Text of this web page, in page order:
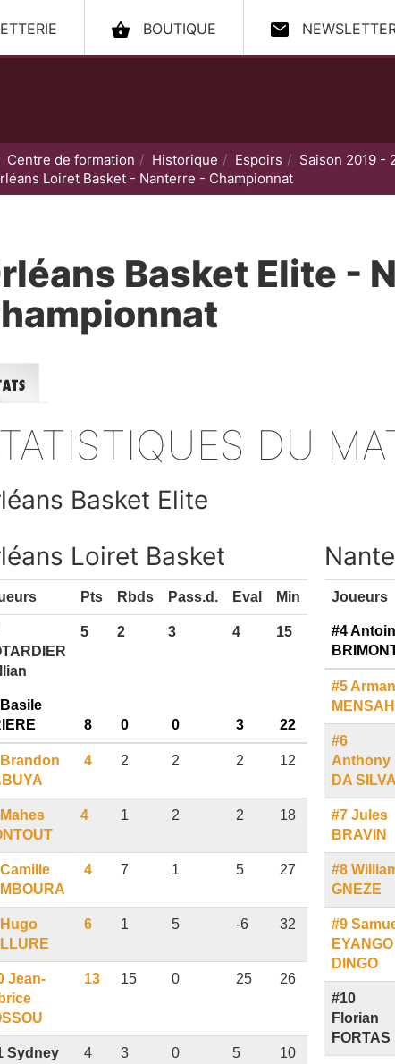
BOUTIQUE
Centre de formation Historique Espoirs Saison 2019 -
Loiret Basket - Nanterre - Championnat
Basket Elite -
DU
Basket Elite
Loiret Basket
Pts Rbds Pass.d. Eval Min
5 2 3 4 15
8 0 0 3 22
4 2 2 2 12
4 1 2 2 18
4 7 1 5 27
6 1 5 -6 32
Jean-
13 15 0 25 26
Sydney
4 3 0 5 10
Joueurs
#4
#5
MENSAH
#6
Anthony
DA SILVA
#7 Jules
BRAVIN
#8
GNEZE
#9
EYANGO
DINGO
#10
Florian
FORTAS